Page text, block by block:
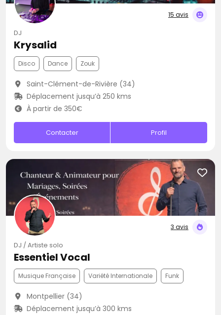
15 avis
DJ
Krysalid
Disco Dance Zouk
Saint-Clément-de-Rivière (34)
Déplacement jusqu’à 250 kms
À partir de 350€
Contacter Profil
3 avis
DJ / Artiste solo
Essentiel Vocal
Musique Française Variété Internationale Funk
Montpellier (34)
Déplacement jusqu’à 300 kms